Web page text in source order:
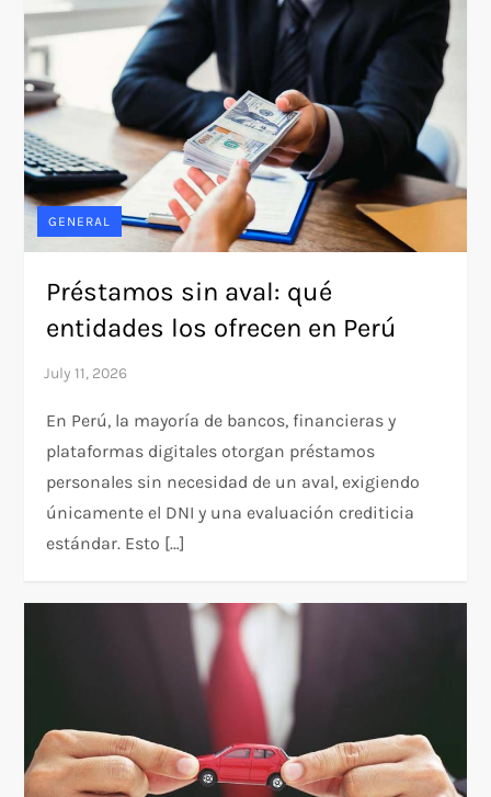
GENERAL
Préstamos sin aval: qué
entidades los ofrecen en Perú
En Perú, la mayoría de bancos, financieras y
plataformas digitales otorgan préstamos
personales sin necesidad de un aval, exigiendo
únicamente el DNI y una evaluación crediticia
estándar. Esto […]